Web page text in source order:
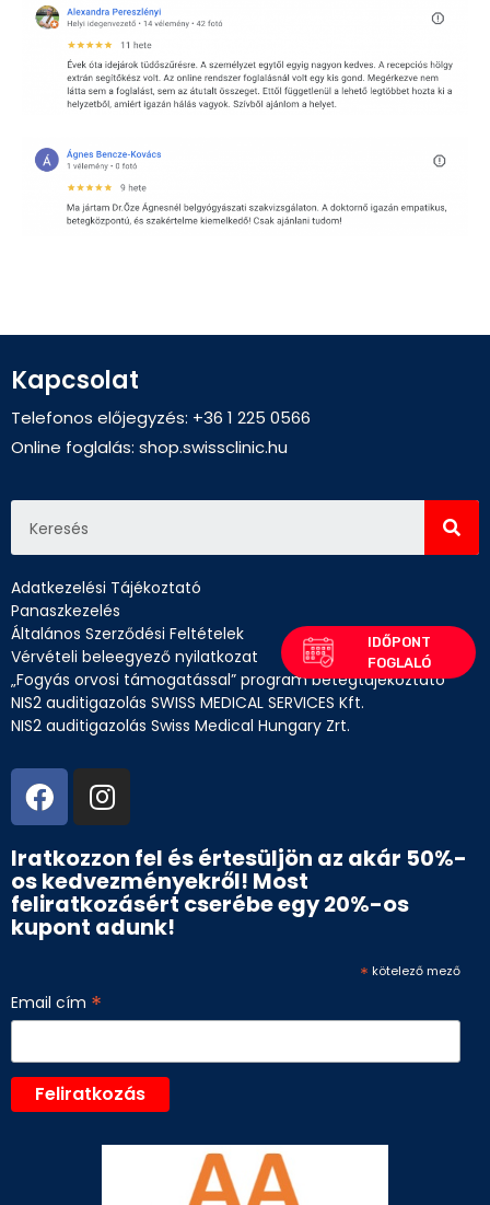
Kapcsolat
Telefonos előjegyzés: +36 1 225 0566
Online foglalás: shop.swissclinic.hu
Adatkezelési Tájékoztató
Panaszkezelés
Általános Szerződési Feltételek
Vérvételi beleegyező nyilatkozat
„Fogyás orvosi támogatással” program betegtájékoztató
NIS2 auditigazolás SWISS MEDICAL SERVICES Kft.
NIS2 auditigazolás Swiss Medical Hungary Zrt.
Iratkozzon fel és értesüljön az akár 50%-
os kedvezményekről! Most
feliratkozásért cserébe egy 20%-os
kupont adunk!
* kötelező mező
Email cím *